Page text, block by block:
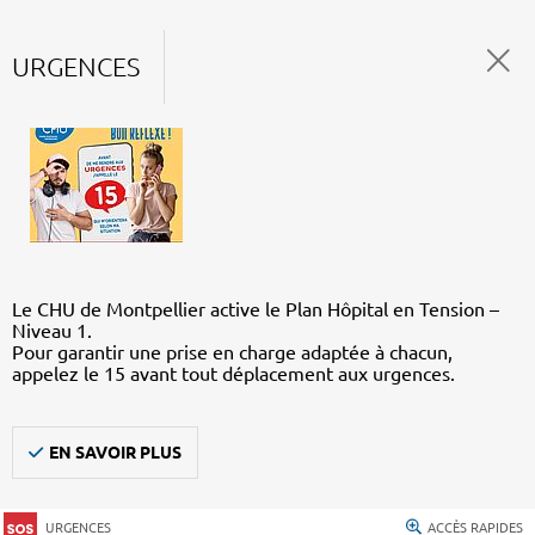
URGENCES
Le CHU de Montpellier active le Plan Hôpital en Tension –
Niveau 1.
Pour garantir une prise en charge adaptée à chacun,
appelez le 15 avant tout déplacement aux urgences.
EN SAVOIR PLUS
URGENCES ACCÈS RAPIDES